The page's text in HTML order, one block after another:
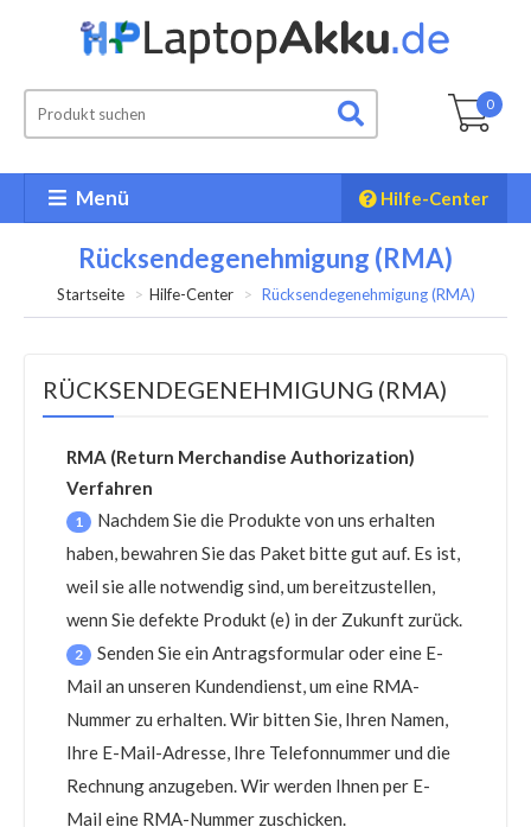
0
Menü Hilfe-Center
Rücksendegenehmigung (RMA)
Startseite Hilfe-Center Rücksendegenehmigung (RMA)
RÜCKSENDEGENEHMIGUNG (RMA)
RMA (Return Merchandise Authorization)
Verfahren
1
Nachdem Sie die Produkte von uns erhalten
haben, bewahren Sie das Paket bitte gut auf. Es ist,
weil sie alle notwendig sind, um bereitzustellen,
wenn Sie defekte Produkt (e) in der Zukunft zurück.
2
Senden Sie ein Antragsformular oder eine E-
Mail an unseren Kundendienst, um eine RMA-
Nummer zu erhalten. Wir bitten Sie, Ihren Namen,
Ihre E-Mail-Adresse, Ihre Telefonnummer und die
Rechnung anzugeben. Wir werden Ihnen per E-
Mail eine RMA-Nummer zuschicken.